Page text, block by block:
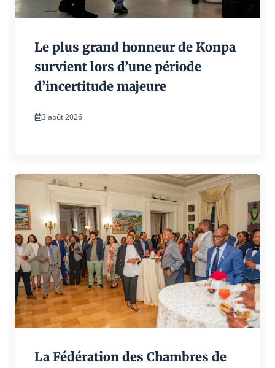
Le plus grand honneur de Konpa
survient lors d’une période
d’incertitude majeure
3 août 2026
La Fédération des Chambres de